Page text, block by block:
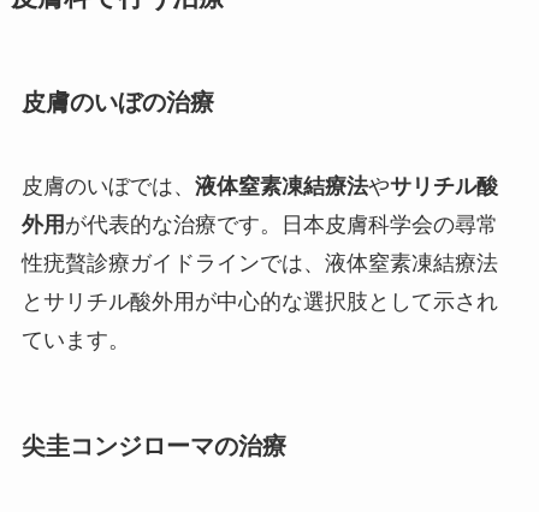
皮膚のいぼの治療
皮膚のいぼでは、 液体窒素凍結療法やサリチル酸
外用 が代表的な治療です。日本皮膚科学会の尋常
性疣贅診療ガイドラインでは、液体窒素凍結療法
とサリチル酸外用が中心的な選択肢として示され
ています。
尖圭コンジローマの治療